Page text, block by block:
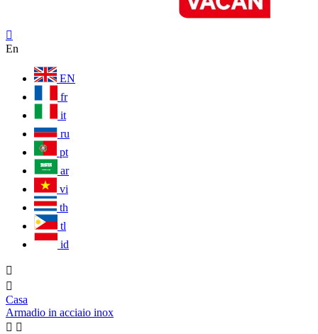

En
EN
fr
it
ru
pt
ar
vi
th
tl
id


Casa
Armadio in acciaio inox
 